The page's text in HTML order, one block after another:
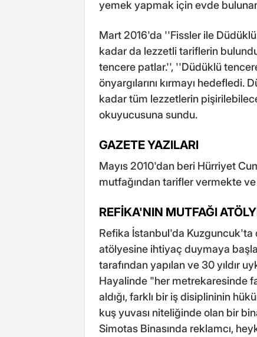
yemek yapmak için evde
Mart 2016'da ''Fissler ile
kadar da lezzetli tariflerin
tencere patlar.'', ''Düdüklü
önyargılarını kırmayı hedefledi.
kadar tüm lezzetlerin
okuyucusuna sundu.
GAZETE YAZILARI
Mayıs 2010'dan beri Hürriyet
mutfağından tarifler vermekte ve
REFİKA'NIN MUTFAĞI
Refika İstanbul'da Kuzguncuk'ta
atölyesine ihtiyaç duymaya
tarafından yapılan ve 30 yıldır
Hayalinde "her metrekaresinde
aldığı, farklı bir iş disiplininin
kuş yuvası niteliğinde olan bir
Simotas Binasında reklamcı,